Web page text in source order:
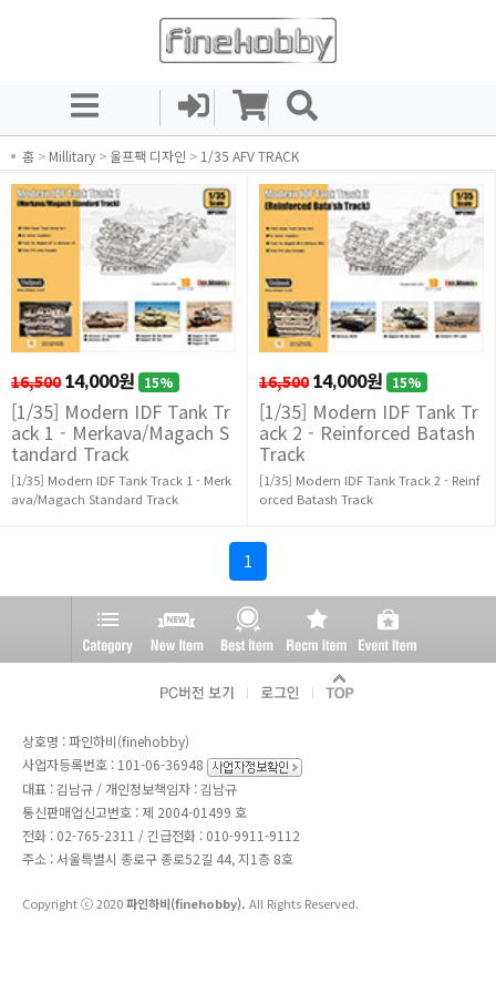
홈 > Millitary > 울프팩 디자인 > 1/35 AFV TRACK
16,500 14,000원 15%
[1/35] Modern IDF Tank Tr
ack 1 - Merkava/Magach S
tandard Track
[1/35] Modern IDF Tank Track 1 - Merk
ava/Magach Standard Track
16,500 14,000원 15%
[1/35] Modern IDF Tank Tr
ack 2 - Reinforced Batash
Track
[1/35] Modern IDF Tank Track 2 - Reinf
orced Batash Track
1
상호명 : 파인하비(finehobby)
사업자등록번호 : 101-06-36948
대표 : 김남규 / 개인정보책임자 : 김남규
통신판매업신고번호 : 제 2004-01499 호
전화 : 02-765-2311 / 긴급전화 : 010-9911-9112
주소 : 서울특별시 종로구 종로52길 44, 지1층 8호
Copyright ⓒ 2020파인하비(finehobby). All Rights Reserved.